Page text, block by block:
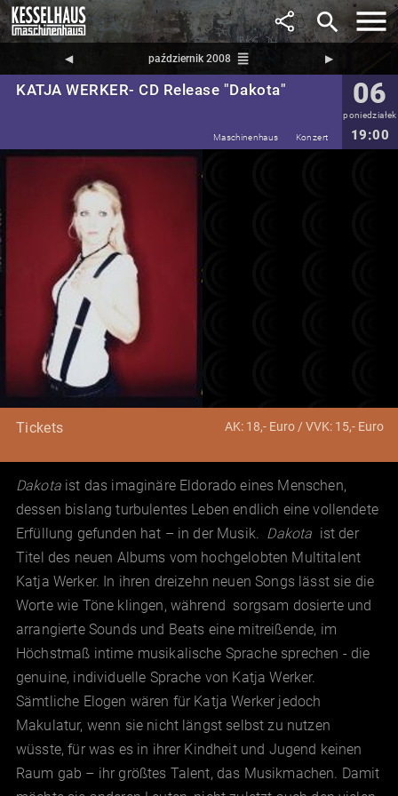
search
◀︎ październik 2008 reorder ▶︎
KATJA WERKER- CD Release "Dakota" 06
poniedziałek
19:00
Maschinenhaus Konzert
Tickets AK: 18,- Euro / VVK: 15,- Euro
Dakota ist das imaginäre Eldorado eines Menschen,
dessen bislang turbulentes Leben endlich eine vollendete
Erfüllung gefunden hat – in der Musik. Dakota ist der
Titel des neuen Albums vom hochgelobten Multitalent
Katja Werker. In ihren dreizehn neuen Songs lässt sie die
Worte wie Töne klingen, während sorgsam dosierte und
arrangierte Sounds und Beats eine mitreißende, im
Höchstmaß intime musikalische Sprache sprechen - die
genuine, individuelle Sprache von Katja Werker.
Sämtliche Elogen wären für Katja Werker jedoch
Makulatur, wenn sie nicht längst selbst zu nutzen
wüsste, für was es in ihrer Kindheit und Jugend keinen
Raum gab – ihr größtes Talent, das Musikmachen. Damit